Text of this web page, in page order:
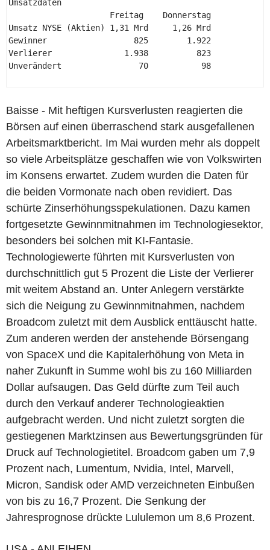
Umsatzdaten
                     Freitag    Donnerstag
Umsatz NYSE (Aktien) 1,31 Mrd     1,26 Mrd
Gewinner                  825        1.922
Verlierer               1.938          823
Unverändert                70           98
Baisse - Mit heftigen Kursverlusten reagierten die
Börsen auf einen überraschend stark ausgefallenen
Arbeitsmarktbericht. Im Mai wurden mehr als doppelt
so viele Arbeitsplätze geschaffen wie von Volkswirten
im Konsens erwartet. Zudem wurden die Daten für
die beiden Vormonate nach oben revidiert. Das
schürte Zinserhöhungsspekulationen. Dazu kamen
fortgesetzte Gewinnmitnahmen im Technologiesektor,
besonders bei solchen mit KI-Fantasie.
Technologiewerte führten mit Kursverlusten von
durchschnittlich gut 5 Prozent die Liste der Verlierer
mit weitem Abstand an. Unter Anlegern verstärkte
sich die Neigung zu Gewinnmitnahmen, nachdem
Broadcom zuletzt mit dem Ausblick enttäuscht hatte.
Zum anderen werden der anstehende Börsengang
von SpaceX und die Kapitalerhöhung von Meta in
naher Zukunft in Summe wohl bis zu 160 Milliarden
Dollar aufsaugen. Das Geld dürfte zum Teil auch
durch den Verkauf anderer Technologieaktien
aufgebracht werden. Und nicht zuletzt sorgten die
gestiegenen Marktzinsen aus Bewertungsgründen für
Druck auf Technologietitel. Broadcom gaben um 7,9
Prozent nach, Lumentum, Nvidia, Intel, Marvell,
Micron, Sandisk oder AMD verzeichneten Einbußen
von bis zu 16,7 Prozent. Die Senkung der
Jahresprognose drückte Lululemon um 8,6 Prozent.